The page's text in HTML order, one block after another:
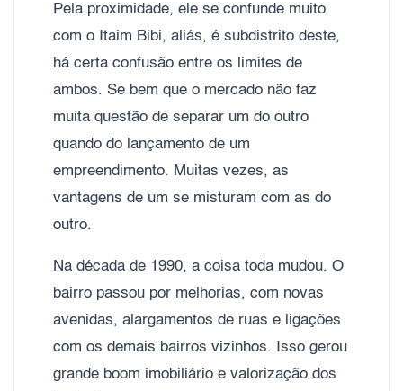
Pela proximidade, ele se confunde muito
com o Itaim Bibi, aliás, é subdistrito deste,
há certa confusão entre os limites de
ambos. Se bem que o mercado não faz
muita questão de separar um do outro
quando do lançamento de um
empreendimento. Muitas vezes, as
vantagens de um se misturam com as do
outro.
Na década de 1990, a coisa toda mudou. O
bairro passou por melhorias, com novas
avenidas, alargamentos de ruas e ligações
com os demais bairros vizinhos. Isso gerou
grande boom imobiliário e valorização dos